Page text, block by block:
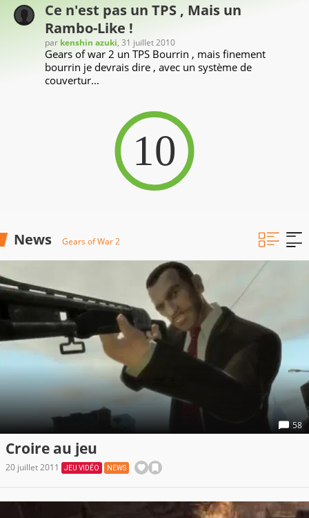
Ce n'est pas un TPS , Mais un
Rambo-Like !
par kenshin azuki, 31 juillet 2010
Gears of war 2 un TPS Bourrin , mais finement
bourrin je devrais dire , avec un système de
couvertur...
10
News Gears of War 2
58
Croire au jeu
20 juillet 2011 JEU VIDÉO NEWS